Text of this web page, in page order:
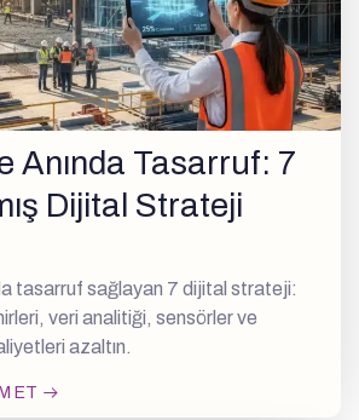
Anında Tasarruf: 7
Dijital Strateji
tasarruf sağlayan 7 dijital strateji:
veri analitiği, sensörler ve
azaltın.
ET